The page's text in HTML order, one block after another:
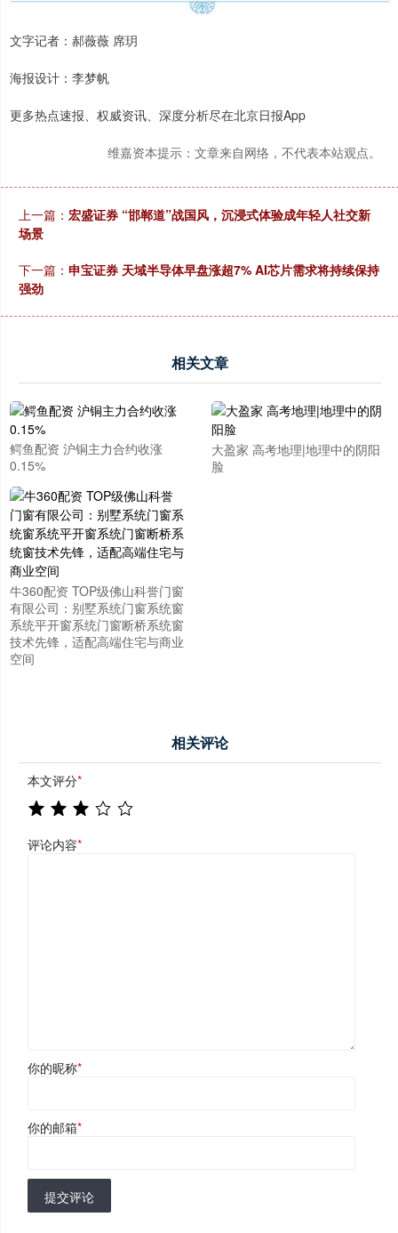
文字记者：郝薇薇 席玥
海报设计：李梦帆
更多热点速报、权威资讯、深度分析尽在北京日报App
维嘉资本提示：文章来自网络，不代表本站观点。
上一篇： 宏盛证券 “邯郸道”战国风，沉浸式体验成年轻人社交新
场景
下一篇： 申宝证券 天域半导体早盘涨超7% AI芯片需求将持续保持
强劲
相关文章
鳄鱼配资 沪铜主力合约收涨
0.15%
大盈家 高考地理|地理中的阴阳
脸
牛360配资 TOP级佛山科誉门窗
有限公司：别墅系统门窗系统窗
系统平开窗系统门窗断桥系统窗
技术先锋，适配高端住宅与商业
空间
相关评论
本文评分*
评论内容*
你的昵称*
你的邮箱*
提交评论